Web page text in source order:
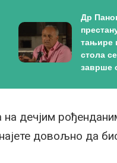
Др
тањире
стола
заврше
дечјим
довољно да